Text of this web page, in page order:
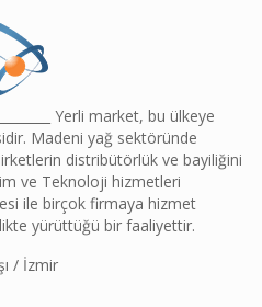
Yerli market, bu ülkeye
Madeni yağ sektöründe
distribütörlük ve bayiliğini
ve Teknoloji hizmetleri
ile birçok firmaya hizmet
yürüttüğü bir faaliyettir.
/ İzmir